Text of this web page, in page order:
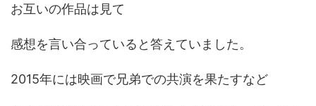
お互いの作品は見て
感想を言い合っていると答えていました。
2015年には映画で兄弟での共演を果たすなど